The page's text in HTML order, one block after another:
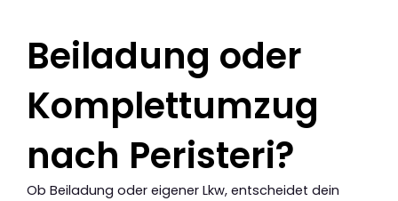
Beiladung oder
Komplettumzug
nach Peristeri?
Ob Beiladung oder eigener Lkw, entscheidet dein